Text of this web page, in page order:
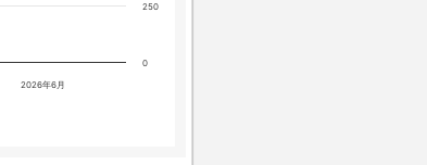
2026年6月
0
250